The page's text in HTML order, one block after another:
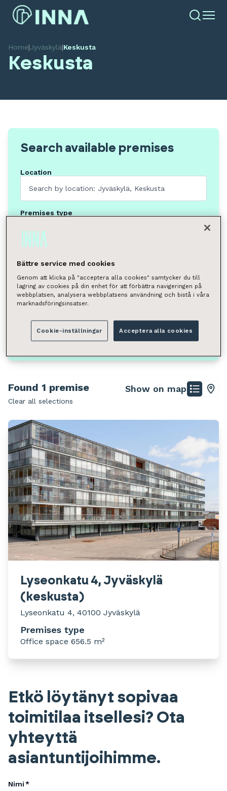
Home|Jyväskylä|Keskusta
Keskusta
Search available premises
Location
Premises type
You can search by municipality, neighborhood, street
address, or postal code.
Found 1 premise
Clear all selections
Show on map
Lyseonkatu 4, Jyväskylä
(keskusta)
Lyseonkatu 4, 40100 Jyväskylä
Premises type
Office space 656.5 m²
Etkö löytänyt sopivaa
toimitilaa itsellesi? Ota
yhteyttä
asiantuntijoihimme.
Nimi
Bättre service med cookies
Genom att klicka på "acceptera alla cookies" samtycker du till
lagring av cookies på din enhet för att förbättra navigeringen på
webbplatsen, analysera webbplatsens användning och bistå i våra
marknadsföringsinsatser.
Cookie-inställningar Acceptera alla cookies